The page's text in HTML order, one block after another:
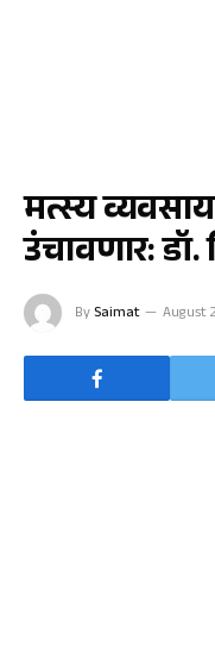
मत्स्य
उंचावणार:
By Saimat August